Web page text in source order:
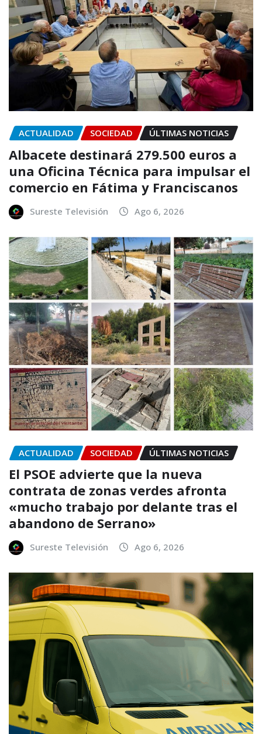
ACTUALIDAD SOCIEDAD ÚLTIMAS NOTICIAS
Albacete destinará 279.500 euros a
una Oficina Técnica para impulsar el
comercio en Fátima y Franciscanos
Sureste Televisión Ago 6, 2026
ACTUALIDAD SOCIEDAD ÚLTIMAS NOTICIAS
El PSOE advierte que la nueva
contrata de zonas verdes afronta
«mucho trabajo por delante tras el
abandono de Serrano»
Sureste Televisión Ago 6, 2026